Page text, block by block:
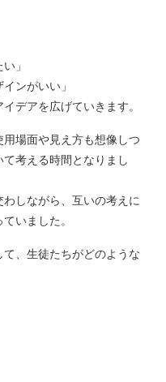
」
ンがいい」
デアを広げていきます。
場面や見え方も想像しつ
考える時間となりまし
しながら、互いの考えに
いました。
、生徒たちがどのような